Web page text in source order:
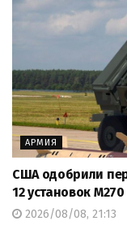
АРМИЯ
США одобрили
12 установок
2026/08/08, 21:13